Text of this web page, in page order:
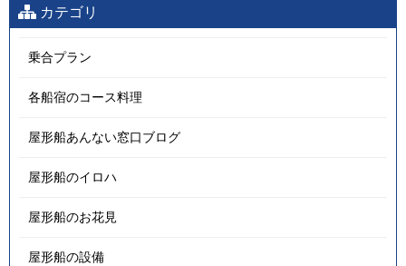
カテゴリ
乗合プラン
各船宿のコース料理
屋形船あんない窓口ブログ
屋形船のイロハ
屋形船のお花見
屋形船の設備